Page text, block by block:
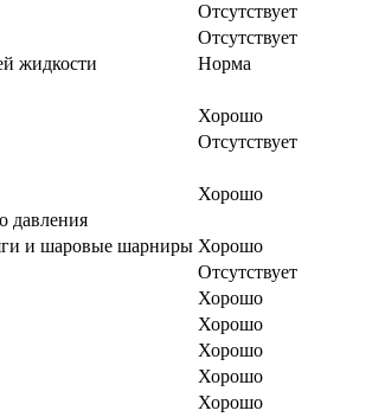
Отсутствует
Отсутствует
жидкости
Норма
Хорошо
Отсутствует
Хорошо
давления
и шаровые шарниры Хорошо
Отсутствует
Хорошо
Хорошо
Хорошо
Хорошо
Хорошо